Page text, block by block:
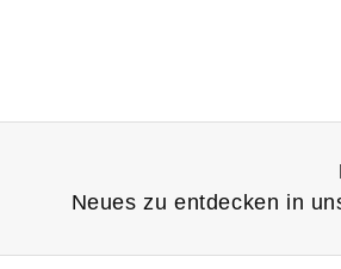
Neues zu entdecken in